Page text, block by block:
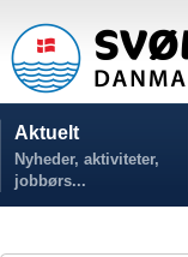
Aktuelt
Nyheder, aktiviteter,
jobbørs...